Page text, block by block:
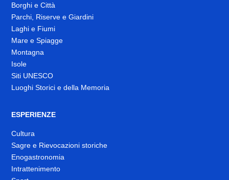
Borghi e Città
Parchi, Riserve e Giardini
Laghi e Fiumi
Mare e Spiagge
Montagna
Isole
Siti UNESCO
Luoghi Storici e della Memoria
ESPERIENZE
Cultura
Sagre e Rievocazioni storiche
Enogastronomia
Intrattenimento